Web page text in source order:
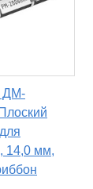
ДМ-
14,0 мм,